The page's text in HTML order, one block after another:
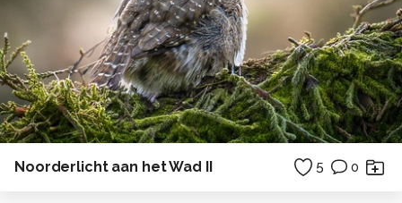
Noorderlicht aan het Wad II 5 0